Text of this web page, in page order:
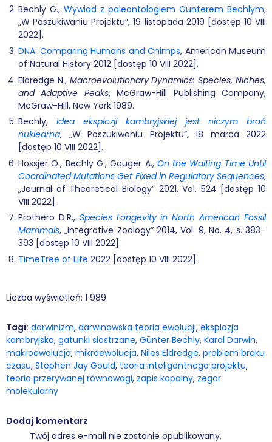
Bechly G., Wywiad z paleontologiem Günterem Bechlym,
„W Poszukiwaniu Projektu”, 19 listopada 2019 [dostęp 10 VIII
2022].
DNA: Comparing Humans and Chimps, American Museum
of Natural History 2012 [dostęp 10 VIII 2022].
Eldredge N., Macroevolutionary Dynamics: Species, Niches,
and Adaptive Peaks, McGraw-Hill Publishing Company,
McGraw-Hill, New York 1989.
Bechly, Idea eksplozji kambryjskiej jest niczym broń
nuklearna, „W Poszukiwaniu Projektu”, 18 marca 2022
[dostęp 10 VIII 2022].
Hössjer O., Bechly G., Gauger A., On the Waiting Time Until
Coordinated Mutations Get Fixed in Regulatory Sequences,
„Journal of Theoretical Biology” 2021, Vol. 524 [dostęp 10
VIII 2022].
Prothero D.R., Species Longevity in North American Fossil
Mammals, „Integrative Zoology” 2014, Vol. 9, No. 4, s. 383–
393 [dostęp 10 VIII 2022].
TimeTree of Life 2022 [dostęp 10 VIII 2022].
Liczba wyświetleń: 1 989
Tagi: darwinizm, darwinowska teoria ewolucji, eksplozja
kambryjska, gatunki siostrzane, Günter Bechly, Karol Darwin,
makroewolucja, mikroewolucja, Niles Eldredge, problem braku
czasu, Stephen Jay Gould, teoria inteligentnego projektu,
teoria przerywanej równowagi, zapis kopalny, zegar
molekularny
Dodaj komentarz
Twój adres e-mail nie zostanie opublikowany.